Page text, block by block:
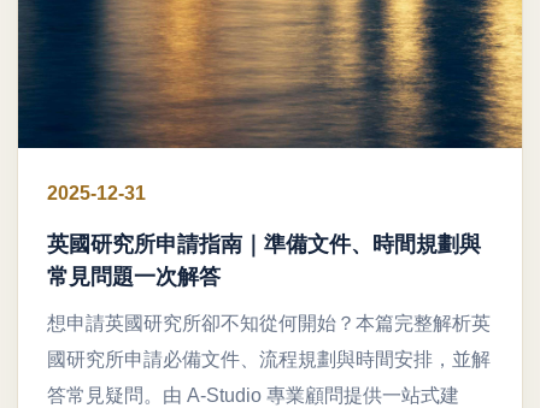
2025-12-31
英國研究所申請指南｜準備文件、時間規劃與
常見問題一次解答
想申請英國研究所卻不知從何開始？本篇完整解析英
國研究所申請必備文件、流程規劃與時間安排，並解
答常見疑問。由 A-Studio 專業顧問提供一站式建